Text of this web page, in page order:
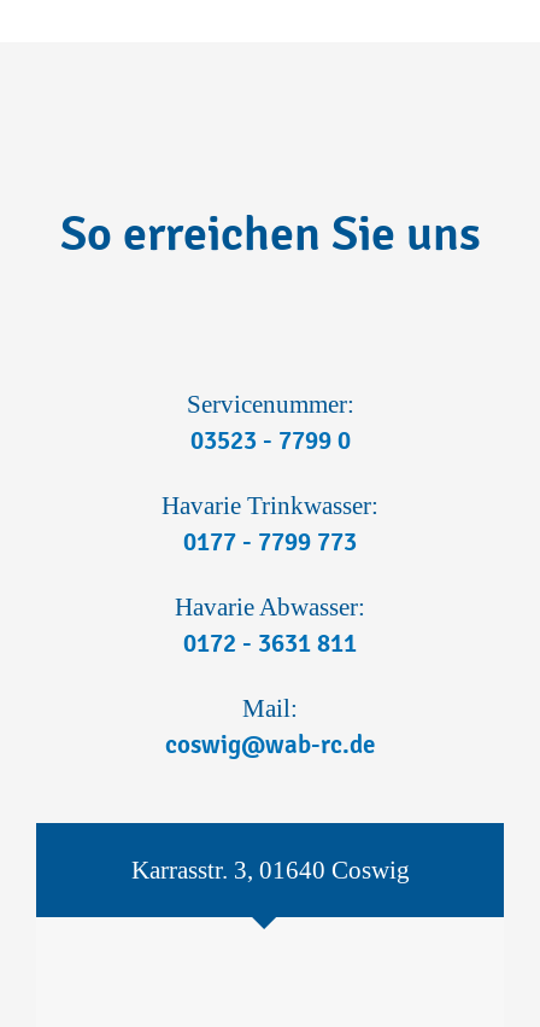
So erreichen Sie uns
Servicenummer:
03523 - 7799 0
Havarie Trinkwasser:
0177 - 7799 773
Havarie Abwasser:
0172 - 3631 811
Mail:
coswig@wab-rc.de
Karrasstr. 3, 01640 Coswig